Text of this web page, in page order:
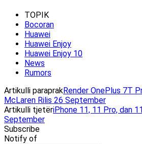
TOPIK
Bocoran
Huawei
Huawei Enjoy
Huawei Enjoy 10
News
Rumors
Artikulli paraprakRender OnePlus 7T
McLaren Rilis 26 September
Artikulli tjetëriPhone 11, 11 Pro, dan
September
Subscribe
Notify of